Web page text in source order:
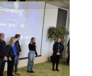
com
alunos